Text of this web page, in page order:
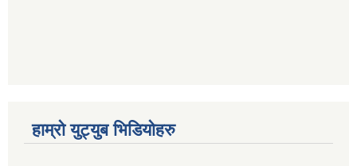
हाम्रो युट्युब भिडियोहरु